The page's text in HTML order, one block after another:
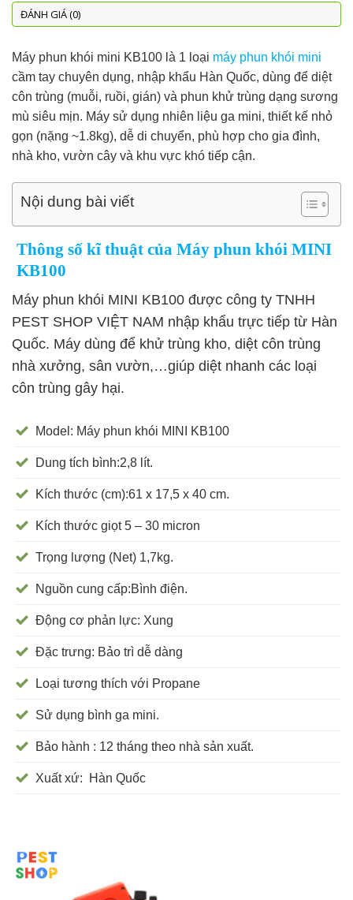
ĐÁNH GIÁ (0)
Máy phun khói mini KB100 là 1 loại máy phun khói mini
cầm tay chuyên dụng, nhập khẩu Hàn Quốc, dùng để diệt
côn trùng (muỗi, ruồi, gián) và phun khử trùng dạng sương
mù siêu mịn. Máy sử dụng nhiên liệu ga mini, thiết kế nhỏ
gọn (nặng ~1.8kg), dễ di chuyển, phù hợp cho gia đình,
nhà kho, vườn cây và khu vực khó tiếp cận.
Nội dung bài viết
Thông số kĩ thuật của Máy phun khói MINI
KB100
Máy phun khói MINI KB100 được công ty TNHH
PEST SHOP VIỆT NAM nhập khẩu trực tiếp từ Hàn
Quốc. Máy dùng để khử trùng kho, diệt côn trùng
nhà xưởng, sân vườn,…giúp diệt nhanh các loại
côn trùng gây hại.
Model: Máy phun khói MINI KB100
Dung tích bình:2,8 lít.
Kích thước (cm):61 x 17,5 x 40 cm.
Kích thước giọt 5 – 30 micron
Trọng lượng (Net) 1,7kg.
Nguồn cung cấp:Bình điện.
Động cơ phản lực: Xung
Đặc trưng: Bảo trì dễ dàng
Loại tương thích với Propane
Sử dụng bình ga mini.
Bảo hành : 12 tháng theo nhà sản xuất.
Xuất xứ: Hàn Quốc